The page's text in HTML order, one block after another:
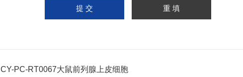
CY-PC-RT0067大鼠前列腺上皮细胞